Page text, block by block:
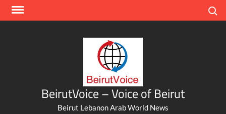
Skip
BeirutVoice – Voice of Beirut
Beirut Lebanon Arab World News